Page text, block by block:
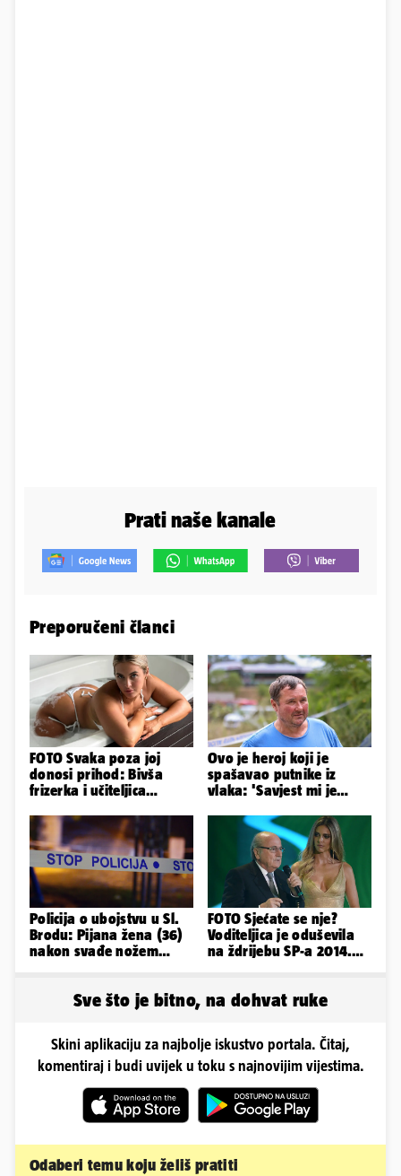
Prati naše kanale
Preporučeni članci
FOTO Svaka poza joj
donosi prihod: Bivša
frizerka i učiteljica
Instagram
Ovo je heroj koji je
spašavao putnike iz
vlaka: 'Savjest mi je
napravim...'
Policija o ubojstvu u Sl.
Brodu: Pijana žena (36)
nakon svađe nožem
FOTO Sjećate se nje?
Voditeljica je oduševila
na ždrijebu SP-a 2014.
Sve što je bitno, na dohvat ruke
Skini aplikaciju za najbolje iskustvo portala. Čitaj,
komentiraj i budi uvijek u toku s najnovijim vijestima.
Odaberi temu koju želiš pratiti